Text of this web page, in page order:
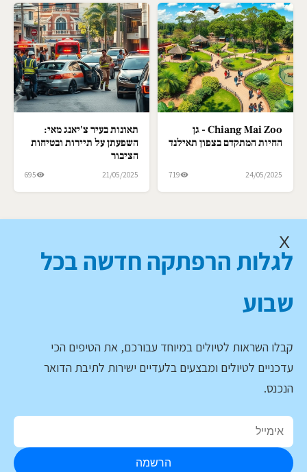
Chiang Mai Zoo - גן
החיות המתקדם בצפון תאילנד
24/05/2025
719
תאונות בעיר צ'יאנג מאי:
השפעתן על תיירות ובטיחות
הציבור
21/05/2025
695
X
לגלות הרפתקה חדשה בכל
שבוע
קבלו השראות לטיולים במיוחד עבורכם, את הטיפים הכי
עדכניים לטיולים ומבצעים בלעדיים ישירות לתיבת הדואר
הנכנס.
הרשמה